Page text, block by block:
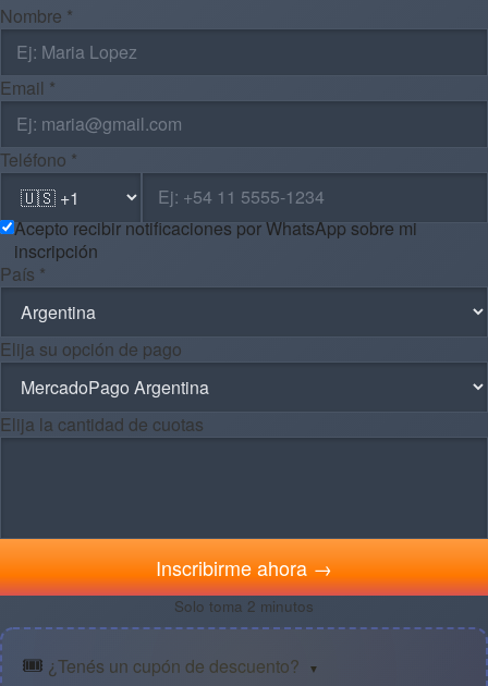
Nombre *
Email *
Teléfono *
Acepto recibir notificaciones por WhatsApp sobre mi
inscripción
País *
Elija su opción de pago
Elija la cantidad de cuotas
Inscribirme ahora →
Solo toma 2 minutos
🎟️ ¿Tenés un cupón de descuento? ▼